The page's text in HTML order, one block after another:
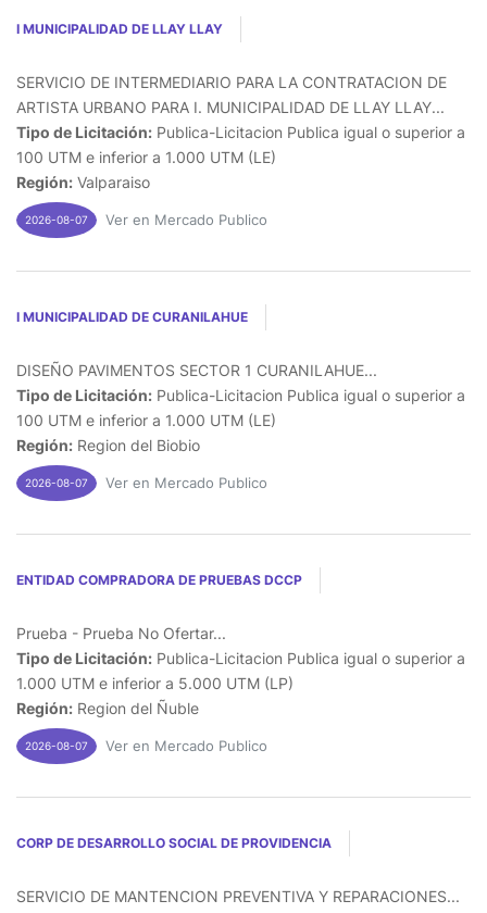
I MUNICIPALIDAD DE LLAY LLAY
SERVICIO DE INTERMEDIARIO PARA LA CONTRATACION DE
ARTISTA URBANO PARA I. MUNICIPALIDAD DE LLAY LLAY...
Tipo de Licitación: Publica-Licitacion Publica igual o superior a
100 UTM e inferior a 1.000 UTM (LE)
Región: Valparaiso
2026-08-07 Ver en Mercado Publico
I MUNICIPALIDAD DE CURANILAHUE
DISEÑO PAVIMENTOS SECTOR 1 CURANILAHUE...
Tipo de Licitación: Publica-Licitacion Publica igual o superior a
100 UTM e inferior a 1.000 UTM (LE)
Región: Region del Biobio
2026-08-07 Ver en Mercado Publico
ENTIDAD COMPRADORA DE PRUEBAS DCCP
Prueba - Prueba No Ofertar...
Tipo de Licitación: Publica-Licitacion Publica igual o superior a
1.000 UTM e inferior a 5.000 UTM (LP)
Región: Region del Ñuble
2026-08-07 Ver en Mercado Publico
CORP DE DESARROLLO SOCIAL DE PROVIDENCIA
SERVICIO DE MANTENCION PREVENTIVA Y REPARACIONES...